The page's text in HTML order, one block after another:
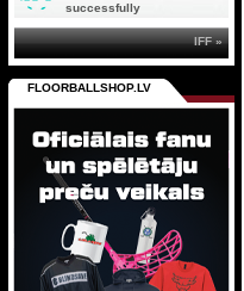
successfully
IFF »
FLOORBALLSHOP.LV